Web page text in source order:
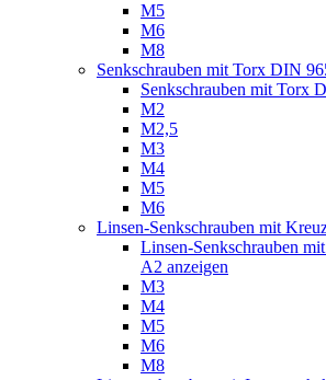
M5
M6
M8
Senkschrauben mit Torx DIN
Senkschrauben mit Torx
M2
M2,5
M3
M4
M5
M6
Linsen-Senkschrauben mit
Linsen-Senkschrauben
A2 anzeigen
M3
M4
M5
M6
M8